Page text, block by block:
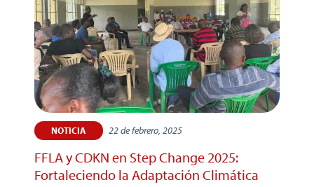
NOTICIA 22 de febrero, 2025
FFLA y CDKN en Step Change 2025:
Fortaleciendo la Adaptación Climática